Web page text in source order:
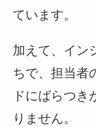
ています。
加えて、イン
ちで、担当者
ドにばらつき
りません。